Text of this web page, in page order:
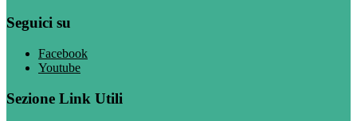
Seguici su
Facebook
Youtube
Sezione Link Utili